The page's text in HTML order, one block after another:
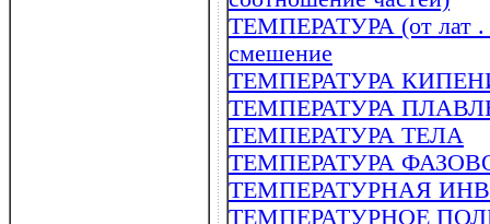
ТЕМПЕРАТУРА (от лат .
смешение
ТЕМПЕРАТУРА
ТЕМПЕРАТУРА
ТЕМПЕРАТУРА ТЕЛА
ТЕМПЕРАТУРА
ТЕМПЕРАТУРНАЯ
ТЕМПЕРАТУРНОЕ